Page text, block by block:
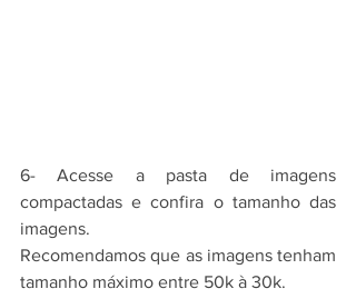
6- Acesse a pasta de imagens
compactadas e confira o tamanho das
imagens.
Recomendamos que as imagens tenham
tamanho máximo entre 50k à 30k.